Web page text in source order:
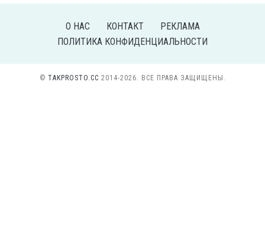
О НАС КОНТАКТ
РЕКЛАМА
ПОЛИТИКА КОНФИДЕНЦИАЛЬНОСТИ
© TAKPROSTO.CC 2014-2026. ВСЕ ПРАВА ЗАЩИЩЕНЫ.